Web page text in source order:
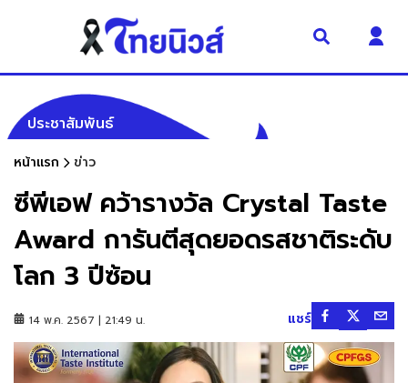
ประชาสัมพันธ์
หน้าแรก ข่าว
ซีพีเอฟ คว้ารางวัล Crystal Taste
Award การันตีสุดยอดรสชาติระดับ
โลก 3 ปีซ้อน
14 พ.ค. 2567 | 21:49 น. แชร์